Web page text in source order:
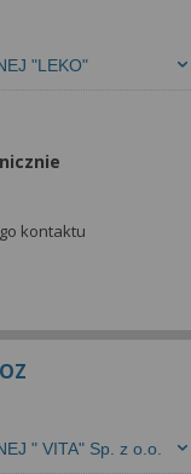
NIEPUBLICZNY ZAKŁAD OPIEKI ZDROWOTNEJ "LEKO"
kontaktu
rejestracji
" VITA" Sp. z o.o.